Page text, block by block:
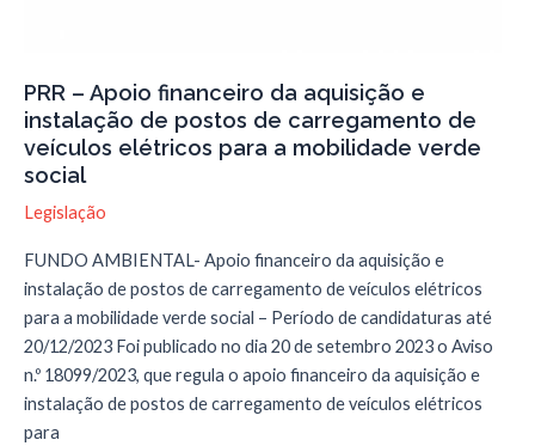
objetivo
de
garantir
mais
habitação.
PRR – Apoio financeiro da aquisição e
instalação de postos de carregamento de
veículos elétricos para a mobilidade verde
social
Legislação
FUNDO AMBIENTAL- Apoio financeiro da aquisição e
instalação de postos de carregamento de veículos elétricos
para a mobilidade verde social – Período de candidaturas até
20/12/2023 Foi publicado no dia 20 de setembro 2023 o Aviso
n.º 18099/2023, que regula o apoio financeiro da aquisição e
instalação de postos de carregamento de veículos elétricos
para